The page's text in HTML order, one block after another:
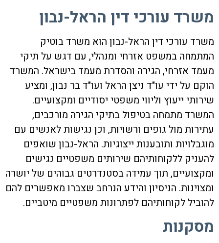
משרד עורכי דין הראל-נבון
משרד עורכי דין הראל-נבון הוא משרד בוטיק
המתמחה במשפט אזרחי ומנהלי, עם דגש על תיקי
מעמד אזרחי, הגירה והסדרת מעמד בישראל. המשרד
הוקם על ידי עו"ד ניצן הראל ועו"ד בר נבון, ומציע
שירותי ייעוץ וליווי משפטי יסודיים ומקצועיים.
המשרד מתמחה בטיפול בתיקי הגירה מורכבים,
עתירות מול גופים ורשויות, וכן נגישות לאנשים עם
מוגבלויות ותובענות ייצוגיות. הראל-נבון שואפים
להעניק ללקוחותיהם שירותים משפטיים נגישים
ומקצועיים, תוך עמידה בסטנדרטים גבוהים של יושרה
ומצוינות. הניסיון והידע הנרחב שצברו מאפשרים להם
להוביל לקוחותיהם לפתרונות משפטיים מיטביים.
מסקנות